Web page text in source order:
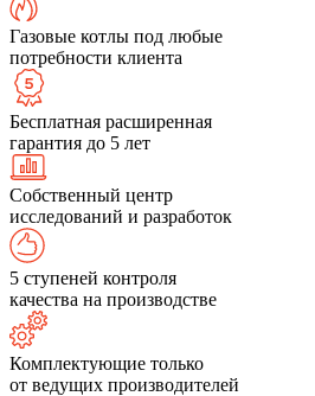
Газовые котлы под любые
потребности клиента
Бесплатная расширенная
гарантия до 5 лет
Собственный центр
исследований и разработок
5 ступеней контроля
качества на производстве
Комплектующие только
от ведущих производителей